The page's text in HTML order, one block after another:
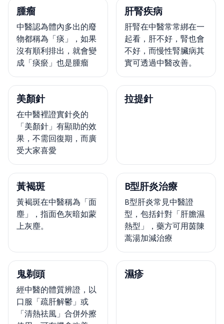
腫瘤
中醫認為體內多出的廢
物都稱為「痰」，如果
沒有順利排出，就會變
成「痰瘀」也是腫瘤
肝腎疾病
肝腎在中醫常常綁在一
起看，肝不好，腎也會
不好，而慢性腎臟病其
實可透過中醫改善。
美顏針
在中醫裡證實針灸的
「美顏針」有顯助的效
果，不需回復期，而廣
受大家喜愛
拉提針
黃褐斑
黃褐斑在中醫稱為「面
塵」，指面色灰暗如蒙
上灰塵。
B型肝炎治療
B型肝炎常見中醫證
型，包括針對「肝膽濕
熱型」，藥方可用茵陳
蒿湯加減治療
鬼剃頭
經中醫的體質辨證，以
口服「疏肝解鬱」或
「清熱祛風」合併外擦
濕疹